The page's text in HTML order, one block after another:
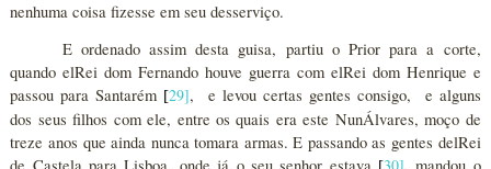
nenhuma coisa fizesse em seu desserviço.
E ordenado assim desta guisa, partiu o Prior para a corte,
quando elRei dom Fernando houve guerra com elRei dom Henrique e
passou para Santarém [29], e levou certas gentes consigo, e alguns
dos seus filhos com ele, entre os quais era este NunÁlvares, moço de
treze anos que ainda nunca tomara armas. E passando as gentes delRei